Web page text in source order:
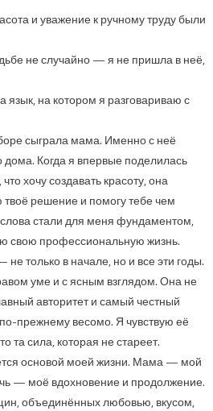
и уважение к ручному труду были
не случайно — я не пришла в неё,
язык, на котором я разговариваю с
сыграла мама. Именно с неё
Когда я впервые поделилась
хочу создавать красоту, она
решение и помогу тебе чем
стали для меня фундаментом,
свою профессиональную жизнь.
только в начале, но и все эти годы.
уме и с ясным взглядом. Она не
авторитет и самый честный
прежнему весомо. Я чувствую её
та сила, которая не стареет.
основой моей жизни. Мама — мой
— моё вдохновение и продолжение.
объединённых любовью, вкусом,